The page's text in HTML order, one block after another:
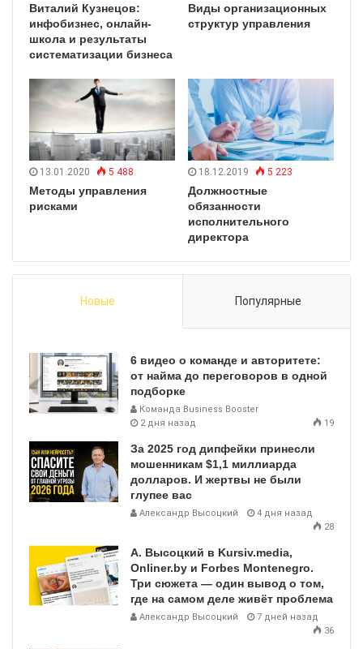
Виталий Кузнецов:
инфобизнес, онлайн-
школа и результаты
систематизации бизнеса
Виды организационных
структур управления
13.01.2020 5 488
Методы управления
рисками
18.12.2019 5 223
Должностные
обязанности
исполнительного
директора
Новые Популярные
6 видео о команде и авторитете:
от найма до переговоров в одной
подборке
Команда Business Booster
2 дня назад
19
За 2025 год дипфейки принесли
мошенникам $1,1 миллиарда
долларов. И жертвы не были
глупее вас
Александр Высоцкий
4 дня назад
28
А. Высоцкий в Kursiv.media,
Onliner.by и Forbes Montenegro.
Три сюжета — один вывод о том,
где на самом деле живёт проблема
Александр Высоцкий
7 дней назад
36